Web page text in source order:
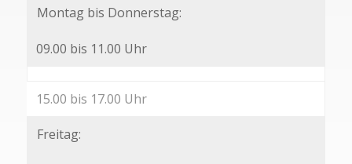
Montag bis Donnerstag:
09.00 bis 11.00 Uhr
15.00 bis 17.00 Uhr
Freitag: